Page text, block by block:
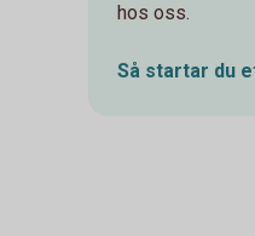
hos oss.
Så startar du